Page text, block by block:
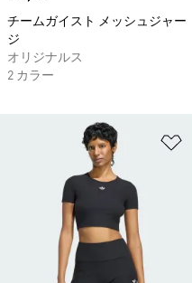
チームガイスト メッシュジャー
ジ
オリジナルス
2 カラー